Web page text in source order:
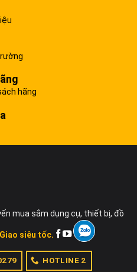
hãng
mua sắm dụng cụ, thiết bị, đồ
siêu tốc.
HOTLINE 2